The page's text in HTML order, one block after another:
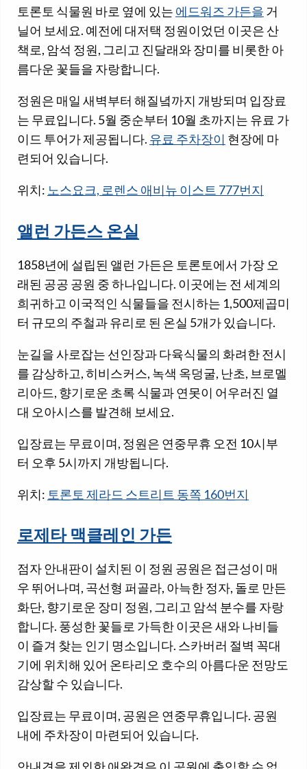
토론토 식물원 바로 옆에 있는 에드워즈 가든을 거
닐어 보세요. 예전에 대저택 정원이었던 이곳은 산
책로, 암석 정원, 그리고 진달래와 장미를 비롯한 아
름다운 꽃들을 자랑합니다.
정원은 매일 새벽부터 해질녘까지 개방되며 입장료
는 무료입니다. 5월 중순부터 10월 초까지는 유료 가
이드 투어가 제공됩니다. 유료 주차장이 현장에 마
련되어 있습니다.
위치: 노스요크, 로렌스 애비뉴 이스트 777번지
앨런 가든스 온실
1858년에 설립된 앨런 가든은 토론토에서 가장 오
래된 공공 공원 중 하나입니다. 이곳에는 전 세계의
희귀하고 이국적인 식물들을 전시하는 1,500제곱미
터 규모의 주철과 유리로 된 온실 5개가 있습니다.
눈길을 사로잡는 선인장과 다육식물의 화려한 전시
를 감상하고, 히비스커스, 녹색 옥덩굴, 난초, 브로멜
리아드, 향기로운 초록 식물과 연못이 어우러진 열
대 오아시스를 발견해 보세요.
입장료는 무료이며, 정원은 연중무휴 오전 10시부
터 오후 5시까지 개방됩니다.
위치: 토론토 제라드 스트리트 동쪽 160번지
로제타 맥클레인 가든
점자 안내판이 설치된 이 정원 공원은 접근성이 매
우 뛰어나며, 곡선형 퍼골라, 아늑한 정자, 돌로 만든
화단, 향기로운 장미 정원, 그리고 암석 분수를 자랑
합니다. 풍성한 꽃들로 가득한 이곳은 새와 나비들
이 즐겨 찾는 인기 명소입니다. 스카버러 절벽 꼭대
기에 위치해 있어 온타리오 호수의 아름다운 전망도
감상할 수 있습니다.
입장료는 무료이며, 공원은 연중무휴입니다. 공원
내에 주차장이 마련되어 있습니다.